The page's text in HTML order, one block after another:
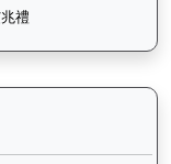
統計分析：查看馬匹